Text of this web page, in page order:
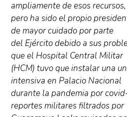
ampliamente de esos recursos,
pero ha sido el propio
de mayor cuidado por parte
del Ejército debido a sus
que el Hospital Central Militar
(HCM) tuvo que instalar una
intensiva en Palacio Nacional
durante la pandemia por
reportes militares filtrados por